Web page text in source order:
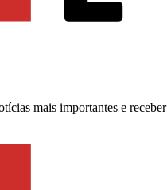
mais importantes e receber